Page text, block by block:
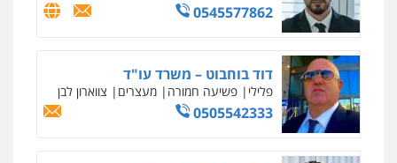
0545577862
דוד בוחבוט – משרד עו"ד
פלילי פשיעה חמורה מעצרים צווארון לבן
0505542333